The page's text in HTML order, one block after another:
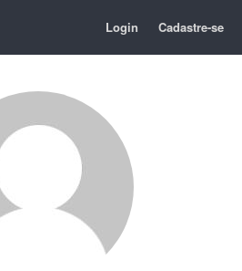
Login Cadastre-se